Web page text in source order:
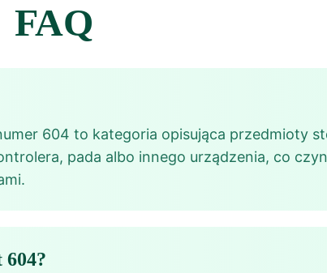
FAQ
604 to kategoria opisująca przedmioty
pada albo innego urządzenia, co